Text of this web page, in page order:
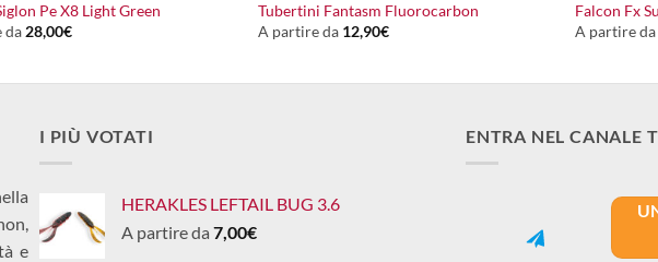
Pe X8 Light Green
da28,00€
Tubertini Fantasm Fluorocarbon
A partire da 12,90€
Falcon Fx
A partire da
e
I PIÙ VOTATI
HERAKLES LEFTAIL BUG 3.6
A partire da 7,00€
ENTRA NEL CANALE